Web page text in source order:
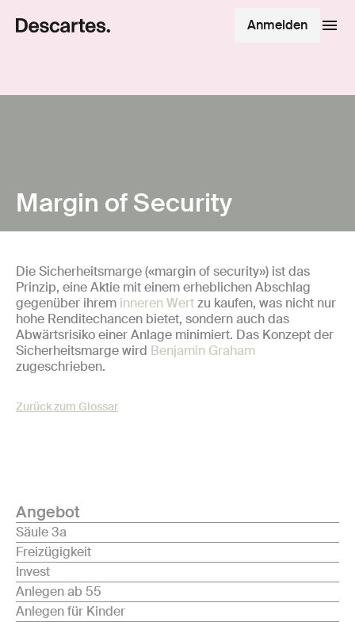
Anmelden
Margin of Security
Die Sicherheitsmarge («margin of security») ist das
Prinzip, eine Aktie mit einem erheblichen Abschlag
gegenüber ihrem inneren Wertzu kaufen, was nicht nur
hohe Renditechancen bietet, sondern auch das
Abwärtsrisiko einer Anlage minimiert. Das Konzept der
Sicherheitsmarge wird Benjamin Graham
zugeschrieben.
Zurück zum Glossar
Angebot
Säule 3a
Freizügigkeit
Invest
Anlegen ab 55
Anlegen für Kinder